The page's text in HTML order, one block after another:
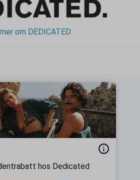
om DEDICATED
hos Dedicated